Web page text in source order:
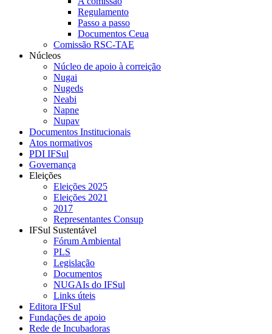
Regulamento
Passo a passo
Documentos Ceua
Comissão RSC-TAE
Núcleos
Núcleo de apoio à correição
Nugai
Nugeds
Neabi
Napne
Nupav
Documentos Institucionais
Atos normativos
PDI IFSul
Governança
Eleições
Eleições 2025
Eleições 2021
2017
Representantes Consup
IFSul Sustentável
Fórum Ambiental
PLS
Legislação
Documentos
NUGAIs do IFSul
Links úteis
Editora IFSul
Fundações de apoio
Rede de Incubadoras